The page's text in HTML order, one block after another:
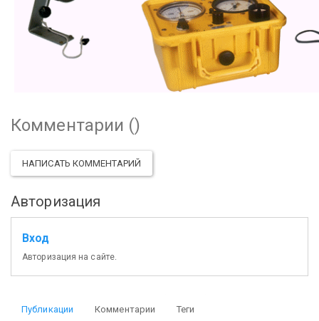
Комментарии ()
НАПИСАТЬ КОММЕНТАРИЙ
Авторизация
Вход
Авторизация на сайте.
Публикации Комментарии Теги